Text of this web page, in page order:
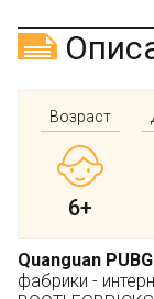
Возраст
6+
Quanguan PUBG
фабрики -